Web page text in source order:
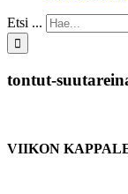
Etsi ...
tontut-
VIIKON